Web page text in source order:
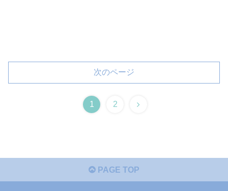
次のページ
1 2
PAGE TOP